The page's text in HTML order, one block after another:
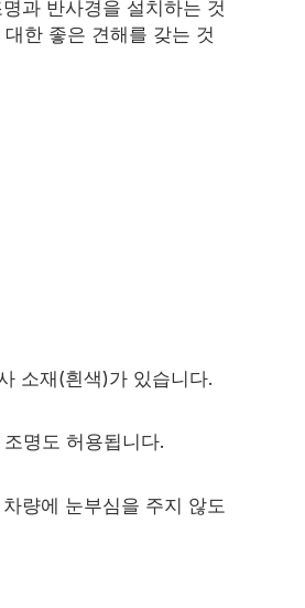
과 반사경을 설치하는 것
한 좋은 견해를 갖는 것
소재(흰색)가 있습니다.
명도 허용됩니다.
량에 눈부심을 주지 않도